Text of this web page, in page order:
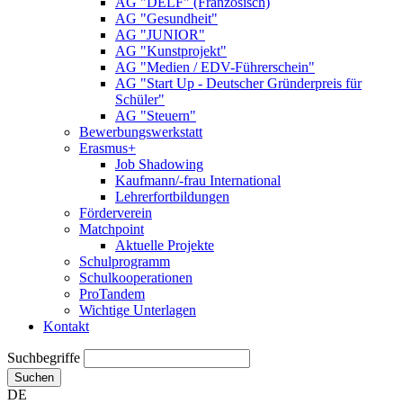
AG "Gesundheit"
AG "JUNIOR"
AG "Kunstprojekt"
AG "Medien / EDV-Führerschein"
AG "Start Up - Deutscher Gründerpreis für
Schüler"
AG "Steuern"
Bewerbungswerkstatt
Erasmus+
Job Shadowing
Kaufmann/-frau International
Lehrerfortbildungen
Förderverein
Matchpoint
Aktuelle Projekte
Schulprogramm
Schulkooperationen
ProTandem
Wichtige Unterlagen
Kontakt
Suchbegriffe
Suchen
DE